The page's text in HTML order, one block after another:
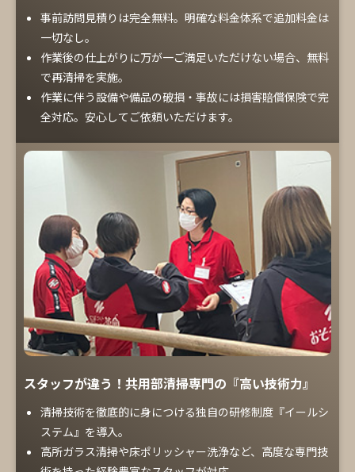
事前訪問見積りは完全無料。明確な料金体系で追加料金は
一切なし。
作業後の仕上がりに万が一ご満足いただけない場合、無料
で再清掃を実施。
作業に伴う設備や備品の破損・事故には損害賠償保険で完
全対応。安心してご依頼いただけます。
スタッフが違う！共用部清掃専門の『高い技術力』
清掃技術を徹底的に身につける独自の研修制度『イールシ
ステム』を導入。
高所ガラス清掃や床ポリッシャー洗浄など、高度な専門技